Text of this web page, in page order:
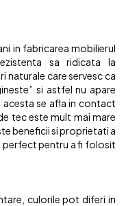
in fabricarea mobilierul
sa ridicata la
naturale care servesc ca
si astfel nu apare
se afla in contact
tec este mult mai mare
beneficii si proprietati a
perfect pentru a fi folosit
culorile pot diferi in